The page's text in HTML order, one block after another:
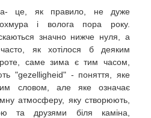
це, як правило, не дуже
і волога пора року.
значно нижче нуля, а
як хотілося б деяким
саме зима є тим часом,
"gezelligheid" - поняття, яке
словом, але яке означає
атмосферу, яку створюють,
та друзями біля каміна,